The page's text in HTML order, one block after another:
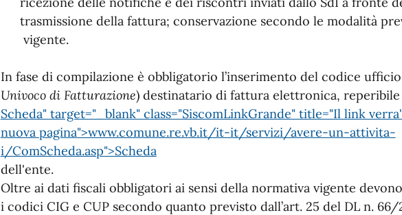
trasmissione della fattura; conservazione secondo le modalità
vigente.
In fase di compilazione è obbligatorio l’inserimento del codice ufficio
Univoco di Fatturazione) destinatario di fattura elettronica, reperibile
Scheda" target="_blank" class="SiscomLinkGrande" title="Il link
nuova pagina">www.comune.re.vb.it/it-it/servizi/avere-un-attivita-
i/ComScheda.asp">Scheda
dell'ente.
Oltre ai dati fiscali obbligatori ai sensi della normativa vigente
i codici CIG e CUP secondo quanto previsto dall’art. 25 del DL n. 66/